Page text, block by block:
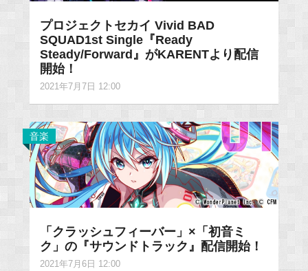
プロジェクトセカイ Vivid BAD
SQUAD1st Single『Ready
Steady/Forward』がKARENTより配信
開始！
2021年7月7日 12:00
音楽
「クラッシュフィーバー」×「初音ミ
ク」の『サウンドトラック』配信開始！
2021年7月6日 12:00